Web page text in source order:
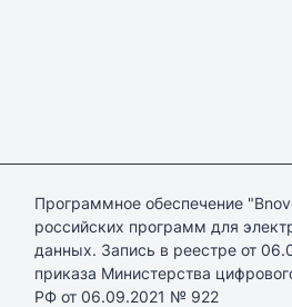
Программное обеспечение
российских программ для
данных. Запись в реестре от
приказа Министерства
РФ от 06.09.2021 № 922